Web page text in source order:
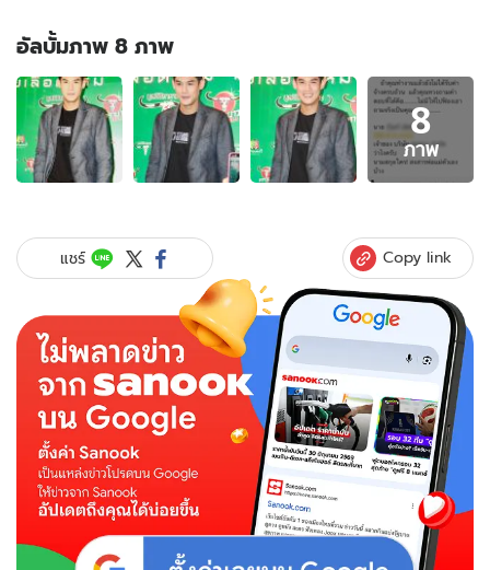
อัลบั้มภาพ 8 ภาพ
อัลบั้ม
ภาพ
8
ภาพ
ของ
เส้น..ให้
โอกาส
กรณี
ถึง
เดือน
จ่าย
ครบ
เจอ
8
ภาพ
แชร์ Copy link